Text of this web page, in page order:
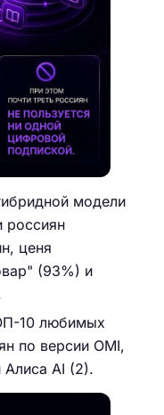
модели
россиян
ценя
(93%) и
10 любимых
по версии OMI,
Алиса AI (2).